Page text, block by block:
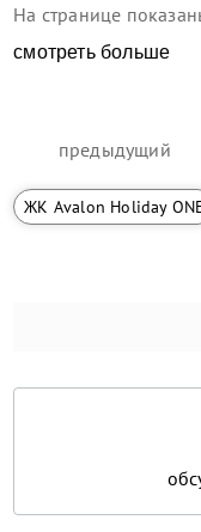
На странице
смотреть больше
предыдущий
ЖК Avalon Holiday